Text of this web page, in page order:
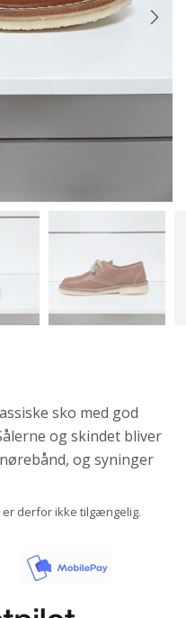
sko med god
og skindet bliver
og syninger
er derfor ikke tilgængelig.